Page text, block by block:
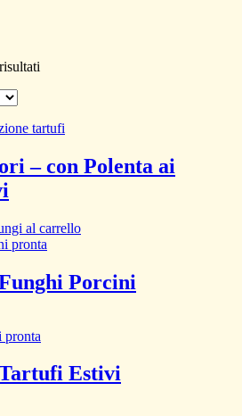
– con Polenta ai
al carrello
Porcini
Estivi